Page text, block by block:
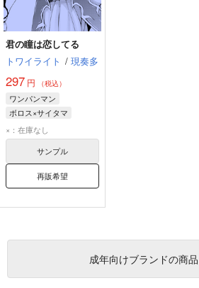
君の瞳は恋してる
トワイライト / 現奏多
297 円 （税込）
ワンパンマン
ボロス×サイタマ
ボロス
サイタマ
×：在庫なし
サンプル
再販希望
成年向けブランドの商